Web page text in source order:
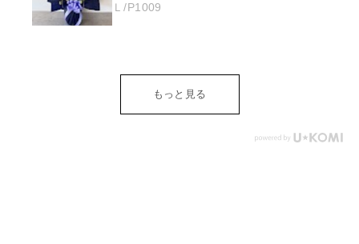
Ｌ/P1009
もっと見る